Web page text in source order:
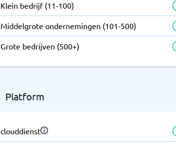
Klein bedrijf (11-100)
Middelgrote ondernemingen (101-500)
Grote bedrijven (500+)
Platform
clouddienst